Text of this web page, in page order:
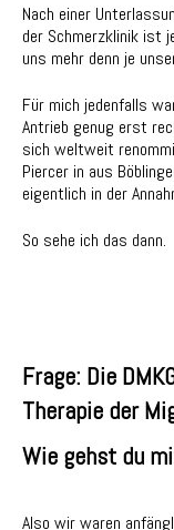
Nach einer
der Schmerzklinik ist
uns mehr denn je
Für mich jedenfalls
Antrieb genug erst
sich weltweit
Piercer in aus
eigentlich in der
So sehe ich das dann.
Frage: Die
Therapie der
Wie gehst du
Also wir waren